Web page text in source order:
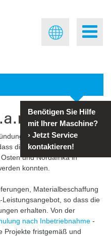
im Juli 2006
die strategischen
und Nordafrika in
konnten.
Materialbeschaffung
Leistungsangebot, so dass die
erhalten. Von der
nach Inbetriebnahme -
Projekte fristgemäß und
Benötigen Sie Hilfe
mit Ihrer Maschine?
› Jetzt Service
kontaktieren!